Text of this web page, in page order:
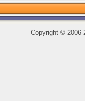
Copyright ©